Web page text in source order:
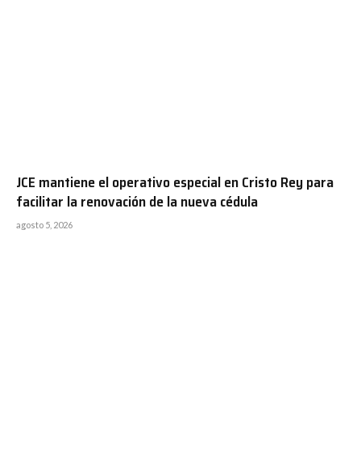
JCE mantiene el operativo especial en Cristo Rey para
facilitar la renovación de la nueva cédula
agosto 5, 2026